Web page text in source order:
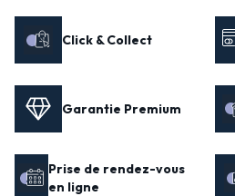
Click & Collect
Garantie Premium
Prise de rendez-vous
en ligne